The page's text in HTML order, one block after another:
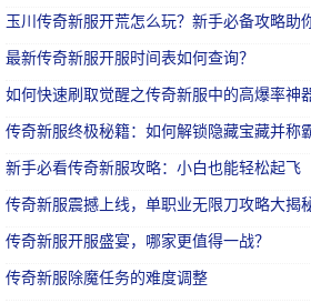
玉川传奇新服开荒怎么玩？新手必备攻略助
最新传奇新服开服时间表如何查询？
如何快速刷取觉醒之传奇新服中的高爆率神
传奇新服终极秘籍：如何解锁隐藏宝藏并称
新手必看传奇新服攻略：小白也能轻松起飞
传奇新服震撼上线，单职业无限刀攻略大揭
传奇新服开服盛宴，哪家更值得一战？
传奇新服除魔任务的难度调整